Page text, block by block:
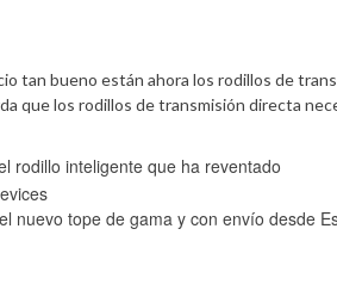
tan bueno están ahora los rodillos de
que los rodillos de transmisión directa
inteligente que ha reventado
nuevo tope de gama y con envío desde